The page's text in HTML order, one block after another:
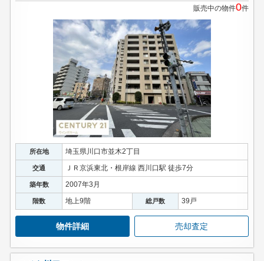
販売中の物件0件
所在地 埼玉県川口市並木2丁目
交通 ＪＲ京浜東北・根岸線 西川口駅 徒歩7分
築年数 2007年3月
階数 地上9階 総戸数 39戸
物件詳細 売却査定